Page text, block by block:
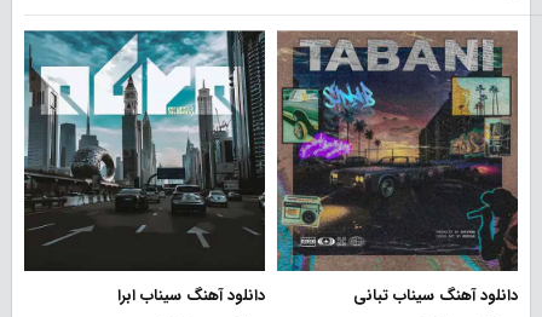
دانلود آهنگ سیناب تبانی دانلود آهنگ سیناب ابرا